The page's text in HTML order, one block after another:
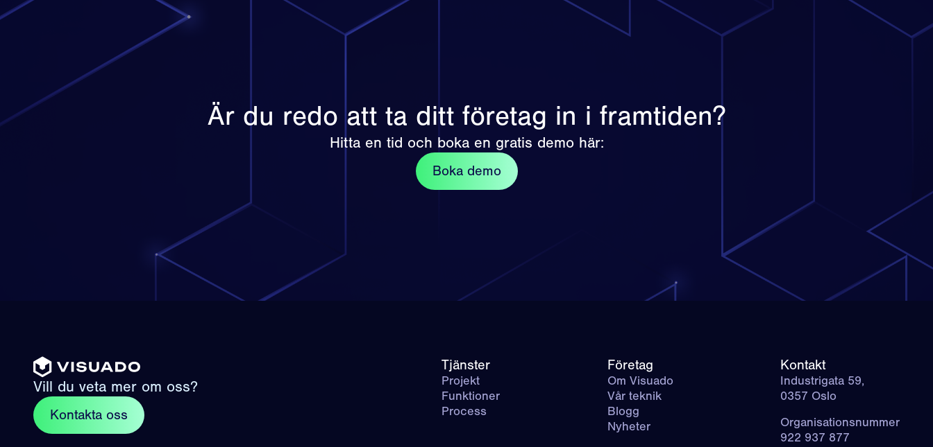
Är du redo att ta ditt företag in i framtiden?
Hitta en tid och boka en gratis demo här:
Boka demo
Vill du veta mer om oss?
Kontakta oss
Tjänster
Projekt
Funktioner
Process
Företag
Om Visuado
Vår teknik
Blogg
Nyheter
Kontakt
Industrigata 59,
0357 Oslo
Organisationsnummer
922 937 877